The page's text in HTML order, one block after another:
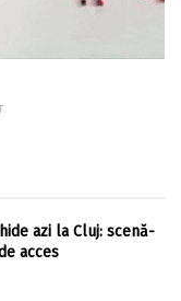
azi la Cluj: scenă-
acces